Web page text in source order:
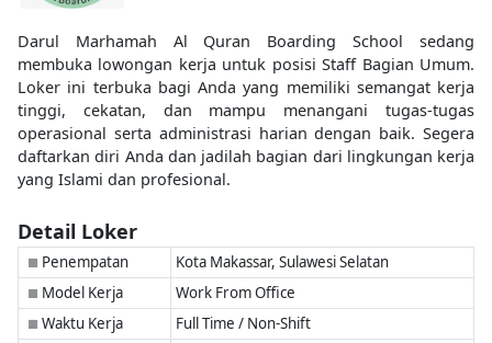
Darul Marhamah Al Quran Boarding School sedang
membuka lowongan kerja untuk posisi Staff Bagian Umum.
Loker ini terbuka bagi Anda yang memiliki semangat kerja
tinggi, cekatan, dan mampu menangani tugas-tugas
operasional serta administrasi harian dengan baik. Segera
daftarkan diri Anda dan jadilah bagian dari lingkungan kerja
yang Islami dan profesional.
Detail Loker
■ Penempatan Kota Makassar, Sulawesi Selatan
■ Model Kerja Work From Office
■ Waktu Kerja Full Time / Non-Shift